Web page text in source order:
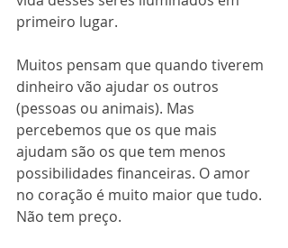
primeiro lugar.
Muitos pensam que quando tiverem
dinheiro vão ajudar os outros
(pessoas ou animais). Mas
percebemos que os que mais
ajudam são os que tem menos
possibilidades financeiras. O amor
no coração é muito maior que tudo.
Não tem preço.